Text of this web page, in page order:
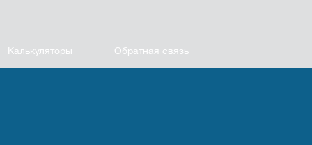
Калькуляторы Обратная связь